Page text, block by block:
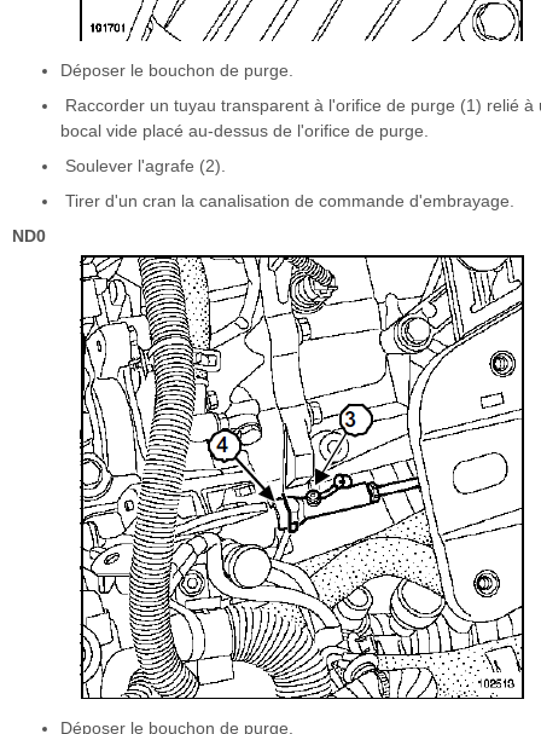
Déposer le bouchon de purge.
Raccorder un tuyau transparent à l'orifice de purge (1) relié à
bocal vide placé au-dessus de l'orifice de purge.
Soulever l'agrafe (2).
Tirer d'un cran la canalisation de commande d'embrayage.
ND0
Déposer le bouchon de purge.